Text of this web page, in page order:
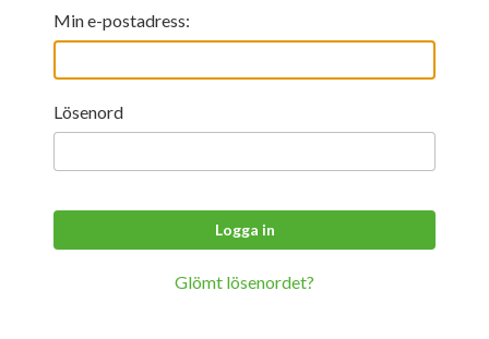
För studenter English
Min e-postadress:
Lösenord
Glömt lösenordet?